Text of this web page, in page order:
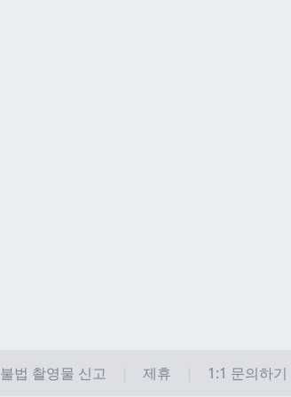
불법 촬영물 신고 제휴 1:1 문의하기